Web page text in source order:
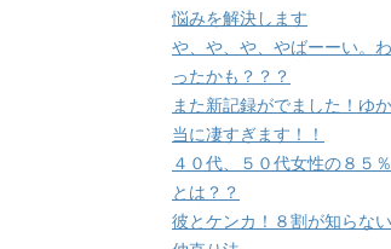
悩みを解決します
や、や、や、やばーーい。
ったかも？？？
また新記録がでました！ゆ
当に凄すぎます！！
４０代、５０代女性の８５
とは？？
彼とケンカ！８割が知らな